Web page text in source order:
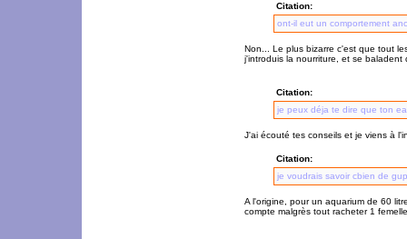
Citation:
ont-il eut un comportement
Non... Le plus bizarre c'est que tout
j'introduis la nourriture, et se
Citation:
je peux déja te dire que ton
J'ai écouté tes conseils et je viens à
Citation:
je voudrais savoir cbien de
A l'origine, pour un aquarium de 60
compte malgrès tout racheter 1